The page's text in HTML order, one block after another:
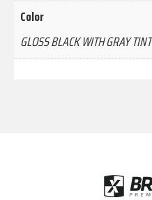
Color
GLOSS BLACK WITH GRAY TINT